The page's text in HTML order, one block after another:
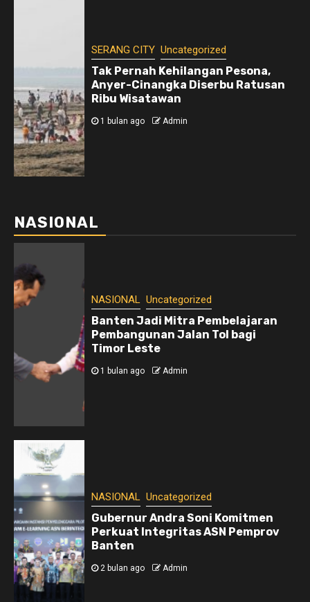
SERANG CITY Uncategorized
Tak Pernah Kehilangan Pesona,
Anyer-Cinangka Diserbu Ratusan
Ribu Wisatawan
1 bulan ago Admin
NASIONAL
NASIONAL Uncategorized
Banten Jadi Mitra Pembelajaran
Pembangunan Jalan Tol bagi
Timor Leste
1 bulan ago Admin
NASIONAL Uncategorized
Gubernur Andra Soni Komitmen
Perkuat Integritas ASN Pemprov
Banten
2 bulan ago Admin